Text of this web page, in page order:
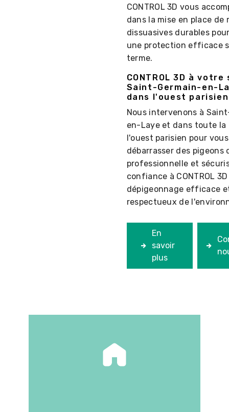
CONTROL 3D vous
dans la mise en place de
dissuasives durables
une protection efficace
terme.
CONTROL 3D à
Saint-Germain-en-
dans l'ouest parisien
Nous intervenons à
en-Laye et dans toute la
l'ouest parisien pour vous
débarrasser des pigeons
professionnelle et
confiance à CONTROL
dépigeonnage efficace
respectueux de
En
savoir
plus